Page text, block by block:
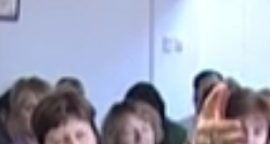
Központ
ma a közoktatásban.
az, ha a professzor